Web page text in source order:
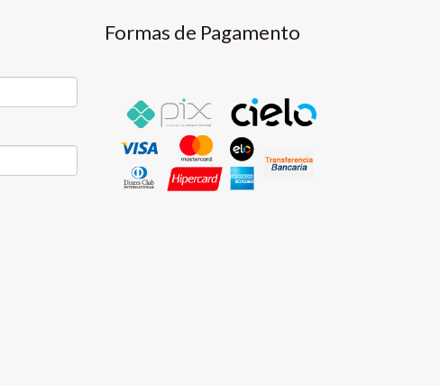
Formas de Pagamento